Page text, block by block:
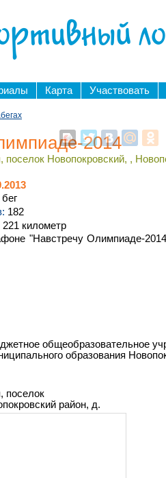
Карта Участвовать
2014
поселок Новопокровский, ,
бег
182
221 километр
"Навстречу Олимпиаде-
общеобразовательное
образования
поселок
район, д.